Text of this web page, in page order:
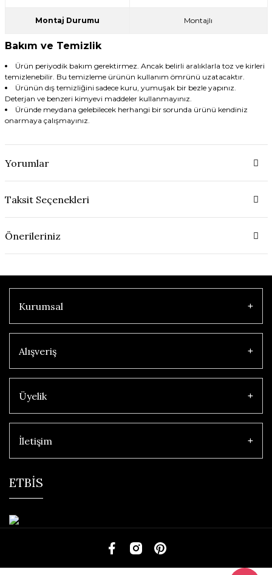
Montaj Durumu Montajlı
Bakım ve Temizlik
Ürün periyodik bakım gerektirmez. Ancak belirli aralıklarla toz ve kirleri
temizlenebilir. Bu temizleme ürünün kullanım ömrünü uzatacaktır.
Ürünün dış temizliğini sadece kuru, yumuşak bir bezle yapınız.
Deterjan ve benzeri kimyevi maddeler kullanmayınız.
Üründe meydana gelebilecek herhangi bir sorunda ürünü kendiniz
onarmaya çalışmayınız.
Yorumlar
Taksit Seçenekleri
Önerileriniz
Kurumsal
Alışveriş
Üyelik
İletişim
ETBİS